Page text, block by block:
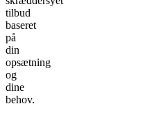
tilbud
baseret
på
din
opsætning
og
dine
behov.